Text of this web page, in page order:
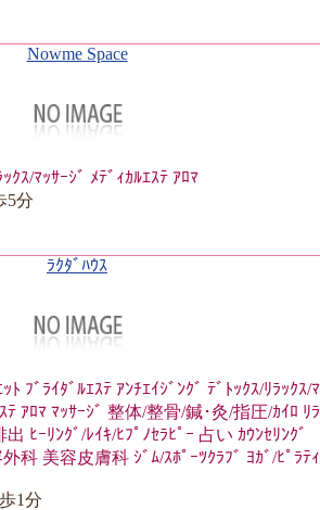
Nowme Space
ｸｽ/ﾏｯｻｰｼﾞ ﾒﾃﾞｨｶﾙｴｽﾃ ｱﾛﾏ
5分
ﾗｸﾀﾞﾊｳｽ
ﾄ ﾌﾞﾗｲﾀﾞﾙｴｽﾃ ｱﾝﾁｴｲｼﾞﾝｸﾞ ﾃﾞﾄｯｸｽ/ﾘﾗｯｸｽ/ﾏ
ﾃ ｱﾛﾏ ﾏｯｻｰｼﾞ 整体/整骨/鍼･灸/指圧/ｶｲﾛ ﾘﾗ
ﾋｰﾘﾝｸﾞ/ﾚｲｷ/ﾋﾌﾟﾉｾﾗﾋﾟｰ 占い ｶｳﾝｾﾘﾝｸﾞ
科 美容皮膚科 ｼﾞﾑ/ｽﾎﾟｰﾂｸﾗﾌﾞ ﾖｶﾞ/ﾋﾟﾗﾃｨ
1分